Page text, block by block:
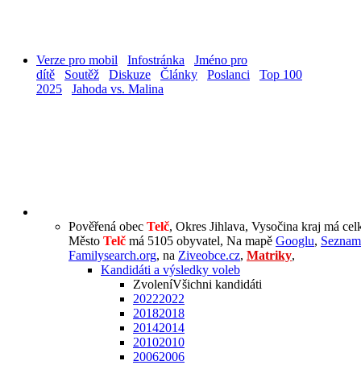
Verze pro mobil Infostránka
Jméno pro
dítě
Soutěž Diskuze Články Poslanci
Top 100
2025
Jahoda vs. Malina
Pověřená obec Telč, Okres Jihlava, Vysočina kraj má
Město Telč má 5105 obyvatel, Na mapě Googlu,
Familysearch.org, na Ziveobce.cz, Matriky,
Kandidáti a výsledky voleb
ZvoleníVšichni kandidáti
20222022
20182018
20142014
20102010
20062006